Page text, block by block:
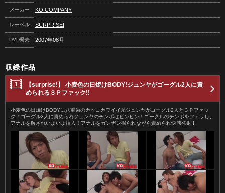
メーカー KO COMPANY
レーベル SURPRISE!
DVD発売 2007年08月
収録作品
【surprise!】 小麦色の日焼けBODY!ジュンヤがゴーグル2人に責
められる３Ｐファック!!
小麦色の日焼けBODYに八重歯のカッコカワイイ系ジュンヤがゴーグル2人と３Ｐファッ
ク！ゴーグル2人に責められジュンヤのチンポはビンビン！ゴーグルのチンポをフェラし、
アナルを解されいよいよ挿入！アナルをガンガン掘られながら責められ快感発射!!